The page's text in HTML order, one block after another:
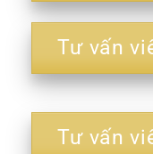
Tư vấn
Tư vấn